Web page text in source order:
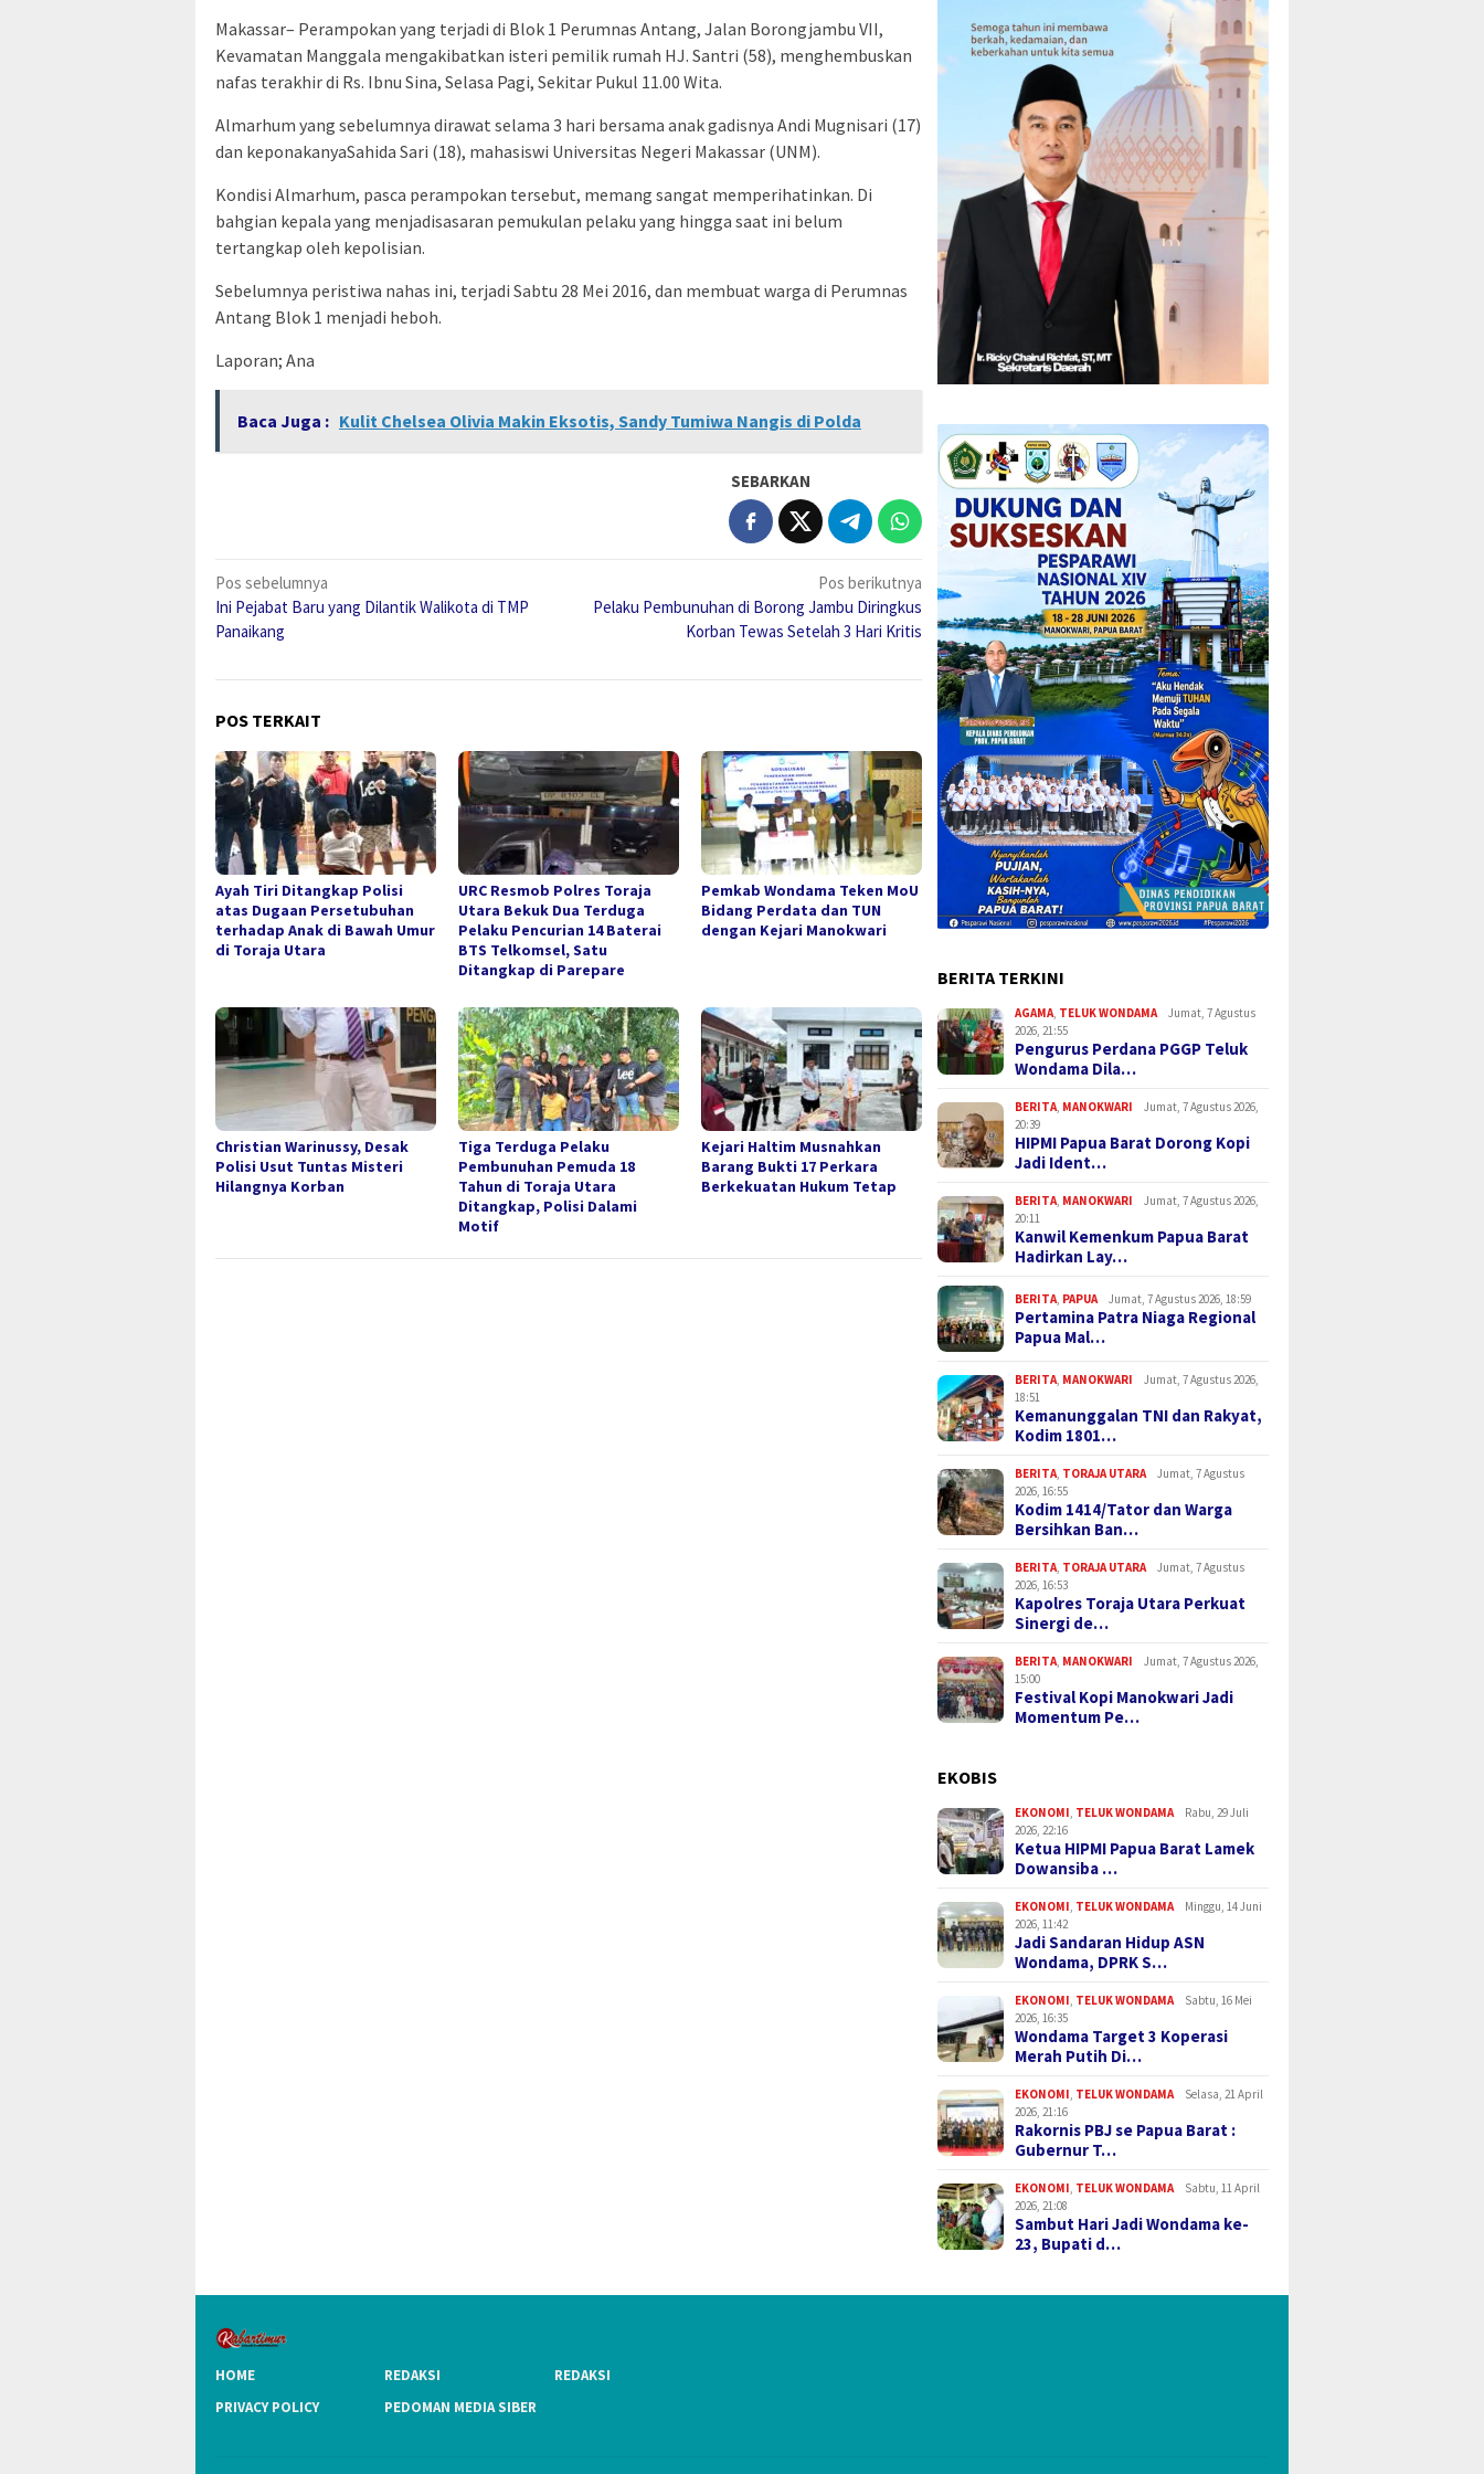
Makassar– Perampokan yang terjadi di Blok 1 Perumnas Antang, Jalan Borongjambu VII,
Kevamatan Manggala mengakibatkan isteri pemilik rumah HJ. Santri (58), menghembuskan
nafas terakhir di Rs. Ibnu Sina, Selasa Pagi, Sekitar Pukul 11.00 Wita.
Almarhum yang sebelumnya dirawat selama 3 hari bersama anak gadisnya Andi Mugnisari (17)
dan keponakanyaSahida Sari (18), mahasiswi Universitas Negeri Makassar (UNM).
Kondisi Almarhum, pasca perampokan tersebut, memang sangat memperihatinkan. Di
bahgian kepala yang menjadisasaran pemukulan pelaku yang hingga saat ini belum
tertangkap oleh kepolisian.
Sebelumnya peristiwa nahas ini, terjadi Sabtu 28 Mei 2016, dan membuat warga di Perumnas
Antang Blok 1 menjadi heboh.
Laporan; Ana
Baca Juga : Kulit Chelsea Olivia Makin Eksotis, Sandy Tumiwa Nangis di Polda
SEBARKAN
Navigasi
pos
Pos sebelumnya
Ini Pejabat Baru yang Dilantik Walikota di TMP
Panaikang
Pos berikutnya
Pelaku Pembunuhan di Borong Jambu Diringkus
Korban Tewas Setelah 3 Hari Kritis
POS TERKAIT
Ayah Tiri Ditangkap Polisi
atas Dugaan Persetubuhan
terhadap Anak di Bawah Umur
di Toraja Utara
URC Resmob Polres Toraja
Utara Bekuk Dua Terduga
Pelaku Pencurian 14 Baterai
BTS Telkomsel, Satu
Ditangkap di Parepare
Pemkab Wondama Teken MoU
Bidang Perdata dan TUN
dengan Kejari Manokwari
Christian Warinussy, Desak
Polisi Usut Tuntas Misteri
Hilangnya Korban
Tiga Terduga Pelaku
Pembunuhan Pemuda 18
Tahun di Toraja Utara
Ditangkap, Polisi Dalami
Motif
Kejari Haltim Musnahkan
Barang Bukti 17 Perkara
Berkekuatan Hukum Tetap
BERITA TERKINI
AGAMA TELUK WONDAMA
Jumat, 7 Agustus
2026, 21:55
Pengurus Perdana PGGP Teluk
Wondama Dila…
BERITA MANOKWARI
Jumat, 7 Agustus 2026,
20:39
HIPMI Papua Barat Dorong Kopi
Jadi Ident…
BERITA MANOKWARI
Jumat, 7 Agustus 2026,
20:11
Kanwil Kemenkum Papua Barat
Hadirkan Lay…
BERITA PAPUA Jumat, 7 Agustus 2026, 18:59
Pertamina Patra Niaga Regional
Papua Mal…
BERITA MANOKWARI
Jumat, 7 Agustus 2026,
18:51
Kemanunggalan TNI dan Rakyat,
Kodim 1801…
BERITA TORAJA UTARA
Jumat, 7 Agustus
2026, 16:55
Kodim 1414/Tator dan Warga
Bersihkan Ban…
BERITA TORAJA UTARA
Jumat, 7 Agustus
2026, 16:53
Kapolres Toraja Utara Perkuat
Sinergi de…
BERITA MANOKWARI
Jumat, 7 Agustus 2026,
15:00
Festival Kopi Manokwari Jadi
Momentum Pe…
EKOBIS
EKONOMI TELUK WONDAMA
Rabu, 29 Juli
2026, 22:16
Ketua HIPMI Papua Barat Lamek
Dowansiba …
EKONOMI TELUK WONDAMA
Minggu, 14 Juni
2026, 11:42
Jadi Sandaran Hidup ASN
Wondama, DPRK S…
EKONOMI TELUK WONDAMA
Sabtu, 16 Mei
2026, 16:35
Wondama Target 3 Koperasi
Merah Putih Di…
EKONOMI TELUK WONDAMA
Selasa, 21 April
2026, 21:16
Rakornis PBJ se Papua Barat :
Gubernur T…
EKONOMI TELUK WONDAMA
Sabtu, 11 April
2026, 21:08
Sambut Hari Jadi Wondama ke-
23, Bupati d…
HOME REDAKSI
REDAKSI
PRIVACY POLICY
PEDOMAN MEDIA SIBER